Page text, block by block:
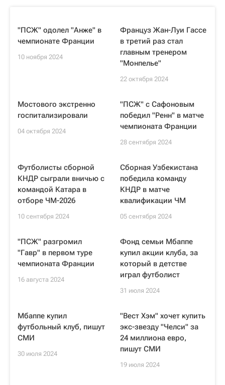
"ПСЖ" одолел "Анже" в
чемпионате Франции
10 ноября 2024
Француз Жан-Луи Гассе
в третий раз стал
главным тренером
"Монпелье"
22 октября 2024
Мостового экстренно
госпитализировали
04 октября 2024
"ПСЖ" с Сафоновым
победил "Ренн" в матче
чемпионата Франции
28 сентября 2024
Футболисты сборной
КНДР сыграли вничью с
командой Катара в
отборе ЧМ-2026
10 сентября 2024
Сборная Узбекистана
победила команду
КНДР в матче
квалификации ЧМ
05 сентября 2024
"ПСЖ" разгромил
"Гавр" в первом туре
чемпионата Франции
16 августа 2024
Фонд семьи Мбаппе
купил акции клуба, за
который в детстве
играл футболист
31 июля 2024
Мбаппе купил
футбольный клуб, пишут
СМИ
30 июля 2024
"Вест Хэм" хочет купить
экс-звезду "Челси" за
24 миллиона евро,
пишут СМИ
19 июля 2024